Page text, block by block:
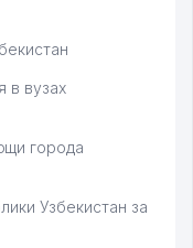
в вузах
города
Узбекистан за